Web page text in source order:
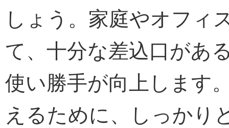
しょう。家庭やオフィ
て、十分な差込口があ
使い勝手が向上します
えるために、しっかり